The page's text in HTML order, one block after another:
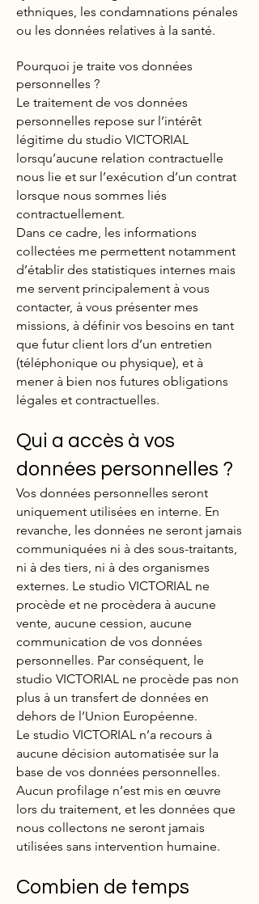
ethniques, les condamnations pénales
ou les données relatives à la santé.
Pourquoi je traite vos données
personnelles ?
Le traitement de vos données
personnelles repose sur l’intérêt
légitime du studio VICTORIAL
lorsqu’aucune relation contractuelle
nous lie et sur l’exécution d’un contrat
lorsque nous sommes liés
contractuellement.
Dans ce cadre, les informations
collectées me permettent notamment
d’établir des statistiques internes mais
me servent principalement à vous
contacter, à vous présenter mes
missions, à définir vos besoins en tant
que futur client lors d’un entretien
(téléphonique ou physique), et à
mener à bien nos futures obligations
légales et contractuelles.
Qui a accès à vos
données personnelles ?
Vos données personnelles seront
uniquement utilisées en interne. En
revanche, les données ne seront jamais
communiquées ni à des sous-traitants,
ni à des tiers, ni à des organismes
externes. Le studio VICTORIAL ne
procède et ne procèdera à aucune
vente, aucune cession, aucune
communication de vos données
personnelles. Par conséquent, le
studio VICTORIAL ne procède pas non
plus à un transfert de données en
dehors de l’Union Européenne.
Le studio VICTORIAL n’a recours à
aucune décision automatisée sur la
base de vos données personnelles.
Aucun profilage n’est mis en œuvre
lors du traitement, et les données que
nous collectons ne seront jamais
utilisées sans intervention humaine.
Combien de temps